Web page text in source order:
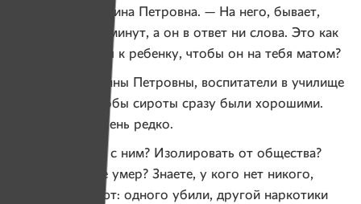
недоумевает Галина Петровна. — На него, бывает,
кричишь 15–20 минут, а он в ответ ни слова. Это как
надо относиться к ребенку, чтобы он на тебя матом?
По мнению Галины Петровны, воспитатели в училище
часто хотят, чтобы сироты сразу были хорошими.
А так бывает очень редко.
— И что делать с ним? Изолировать от общества?
Чтоб он скорее умер? Знаете, у кого нет никого,
быстро умирают: одного убили, другой наркотики